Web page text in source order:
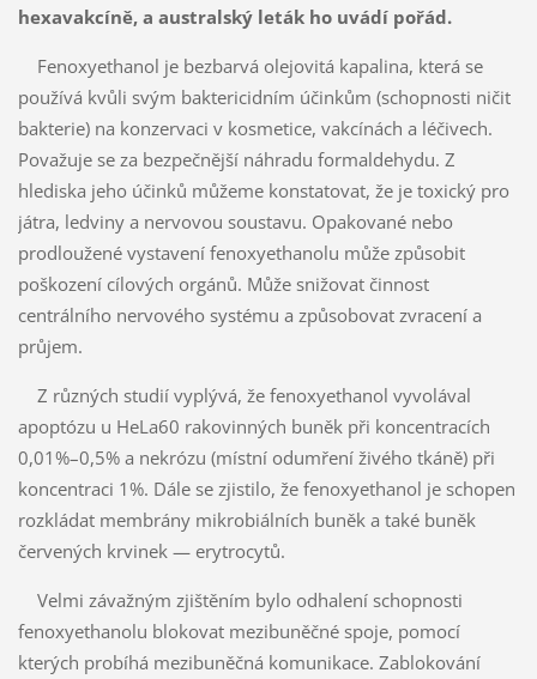
hexavakcíně, a australský leták ho uvádí pořád.
Fenoxyethanol je bezbarvá olejovitá kapalina, která se
používá kvůli svým baktericidním účinkům (schopnosti ničit
bakterie) na konzervaci v kosmetice, vakcínách a léčivech.
Považuje se za bezpečnější náhradu formaldehydu. Z
hlediska jeho účinků můžeme konstatovat, že je toxický pro
játra, ledviny a nervovou soustavu. Opakované nebo
prodloužené vystavení fenoxyethanolu může způsobit
poškození cílových orgánů. Může snižovat činnost
centrálního nervového systému a způsobovat zvracení a
průjem.
Z různých studií vyplývá, že fenoxyethanol vyvolával
apoptózu u HeLa60 rakovinných buněk při koncentracích
0,01%–0,5% a nekrózu (místní odumření živého tkáně) při
koncentraci 1%. Dále se zjistilo, že fenoxyethanol je schopen
rozkládat membrány mikrobiálních buněk a také buněk
červených krvinek — erytrocytů.
Velmi závažným zjištěním bylo odhalení schopnosti
fenoxyethanolu blokovat mezibuněčné spoje, pomocí
kterých probíhá mezibuněčná komunikace. Zablokování